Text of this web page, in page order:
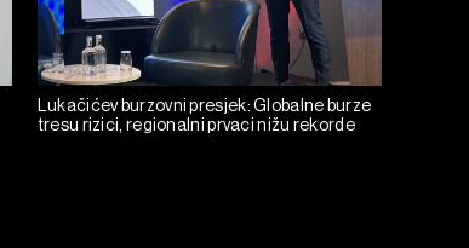
Lukačićev burzovni presjek: Globalne burze
tresu rizici, regionalni prvaci nižu rekorde